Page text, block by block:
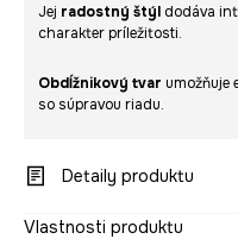
Jej radostný štýl dodáva
charakter príležitosti.
Obdĺžnikový tvar umožňuje
so súpravou riadu.
Detaily produktu
Vlastnosti produktu